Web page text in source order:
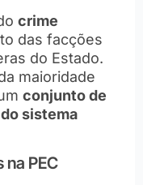
crime
das facções
do Estado.
maioridade
conjunto de
sistema
PEC